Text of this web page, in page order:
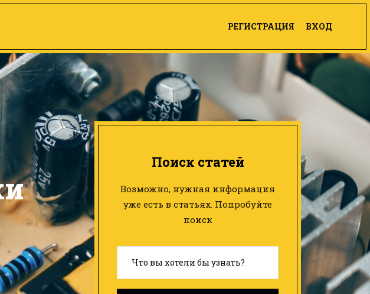
РЕГИСТРАЦИЯ ВХОД
Поиск статей
Возможно, нужная информация
уже есть в статьях. Попробуйте
поиск